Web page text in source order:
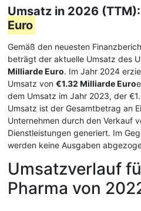
Umsatz in 2026 (TTM):
Euro
Gemäß den neuesten
beträgt der aktuelle Umsatz des
Milliarde Euro. Im Jahr 2024
Umsatz von €1.32 Milliarde Euro
dem Umsatz im Jahr 2023, der
Umsatz ist der Gesamtbetrag an
Unternehmen durch den Verkauf
Dienstleistungen generiert. Im
werden keine Ausgaben
Umsatzverlauf
Pharma von